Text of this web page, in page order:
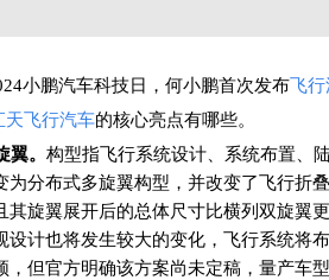
小鹏汽车科技日，何小鹏首次发布飞行
天飞行汽车的核心亮点有哪些。
。 构型指飞行系统设计、系统布置、
分布式多旋翼构型，并改变了飞行折
旋翼展开后的总体尺寸比横列双旋翼
计也将发生较大的变化，飞行系统将
但官方明确该方案尚未定稿，量产车